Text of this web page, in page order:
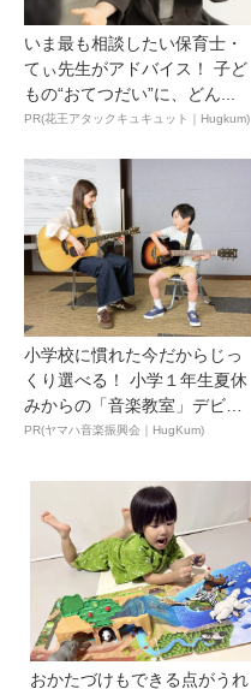
いま最も相談したい保育士・
てぃ先生がアドバイス！ 子ど
もの“おてつだい”に、どん...
PR(花王アタックキュキュット｜Hugkum)
小学校に慣れた今だからじっ
くり選べる！ 小学１年生夏休
みからの「音楽教室」デビ
ュ...
PR(ヤマハ音楽振興会｜HugKum)
おかたづけもできる点がうれ